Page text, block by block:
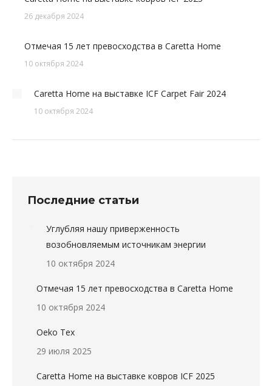
26 декабря 2024
Отмечая 15 лет превосходства в Caretta Home
10 октября 2024
Caretta Home на выставке ICF Carpet Fair 2024
10 октября 2024
Последние статьи
Углубляя нашу приверженность
возобновляемым источникам энергии
10 октября 2024
Отмечая 15 лет превосходства в Caretta Home
10 октября 2024
Oeko Tex
29 июля 2025
Caretta Home на выставке ковров ICF 2025